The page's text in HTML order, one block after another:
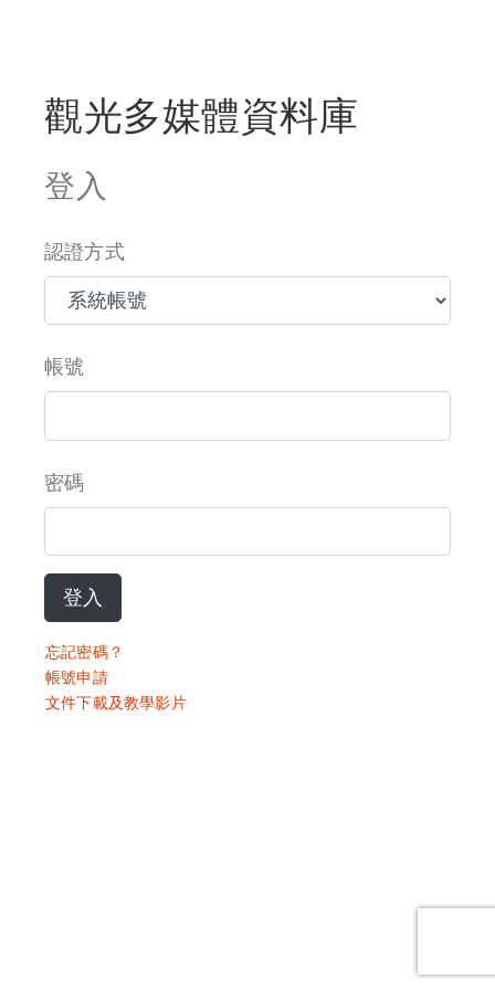
觀光多媒體資料庫
登入
認證方式
帳號
密碼
登入
忘記密碼？
帳號申請
文件下載及教學影片